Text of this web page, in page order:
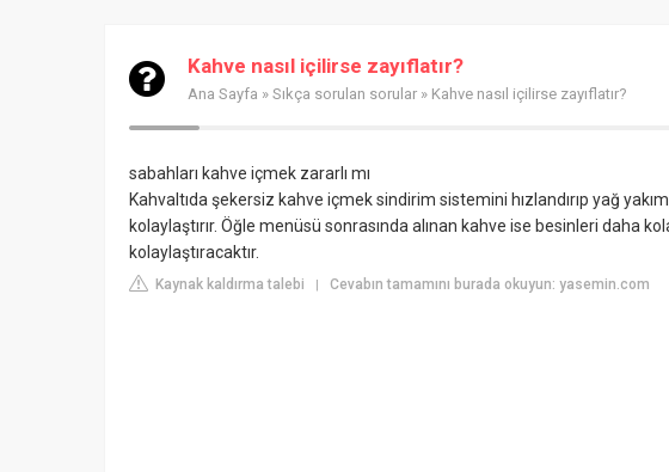
Kahve nasıl içilirse zayıflatır?
Ana Sayfa » Sıkça sorulan sorular » Kahve nasıl içilirse zayıflatır?
sabahları kahve içmek zararlı mı
Kahvaltıda şekersiz kahve içmek sindirim sistemini hızlandırıp yağ
kolaylaştırır. Öğle menüsü sonrasında alınan kahve ise besinleri daha
kolaylaştıracaktır.
Kaynak kaldırma talebi | Cevabın tamamını burada okuyun: yasemin.com